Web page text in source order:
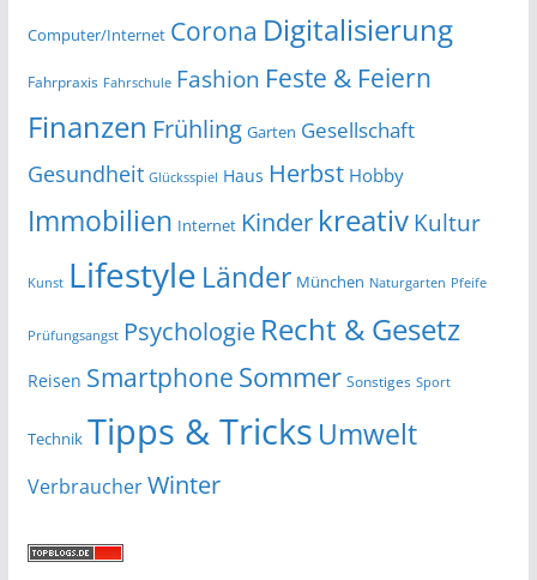
Computer/Internet Corona Digitalisierung
Fahrpraxis Fahrschule Fashion Feste & Feiern
Finanzen Frühling Garten Gesellschaft
Gesundheit Glücksspiel Haus Herbst Hobby
Immobilien Internet Kinder kreativKultur
Kunst Lifestyle Länder München Naturgarten Pfeife
Prüfungsangst Psychologie Recht & Gesetz
Reisen Smartphone Sommer Sonstiges Sport
Technik Tipps & Tricks Umwelt
VerbraucherWinter